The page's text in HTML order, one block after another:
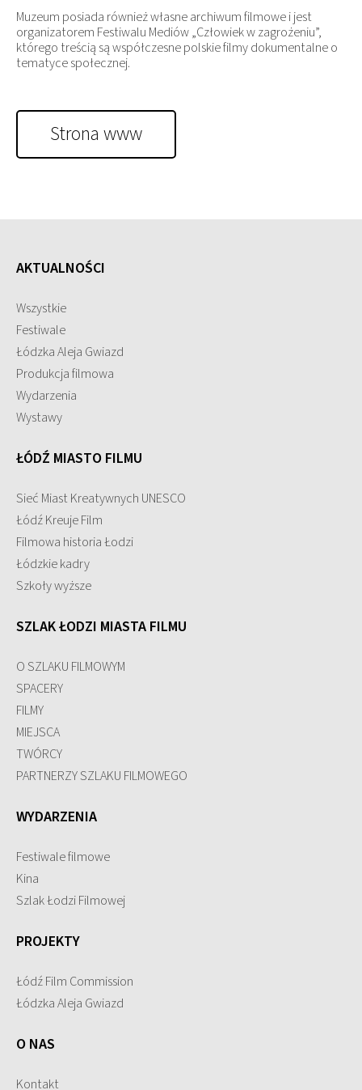
Muzeum posiada również własne archiwum filmowe i jest
organizatorem Festiwalu Mediów „Człowiek w zagrożeniu”,
którego treścią są współczesne polskie filmy dokumentalne o
tematyce społecznej.
Strona www
AKTUALNOŚCI
Wszystkie
Festiwale
Łódzka Aleja Gwiazd
Produkcja filmowa
Wydarzenia
Wystawy
ŁÓDŹ MIASTO FILMU
Sieć Miast Kreatywnych UNESCO
Łódź Kreuje Film
Filmowa historia Łodzi
Łódzkie kadry
Szkoły wyższe
SZLAK ŁODZI MIASTA FILMU
O SZLAKU FILMOWYM
SPACERY
FILMY
MIEJSCA
TWÓRCY
PARTNERZY SZLAKU FILMOWEGO
WYDARZENIA
Festiwale filmowe
Kina
Szlak Łodzi Filmowej
PROJEKTY
Łódź Film Commission
Łódzka Aleja Gwiazd
O NAS
Kontakt